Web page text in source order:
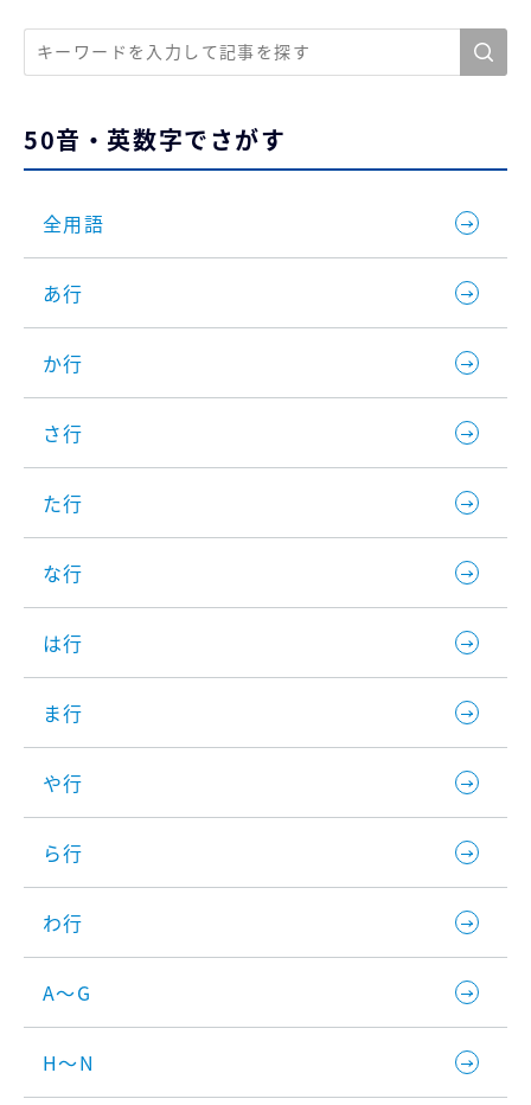
50音・英数字でさがす
全用語
あ行
か行
さ行
た行
な行
は行
ま行
や行
ら行
わ行
A～G
H～N